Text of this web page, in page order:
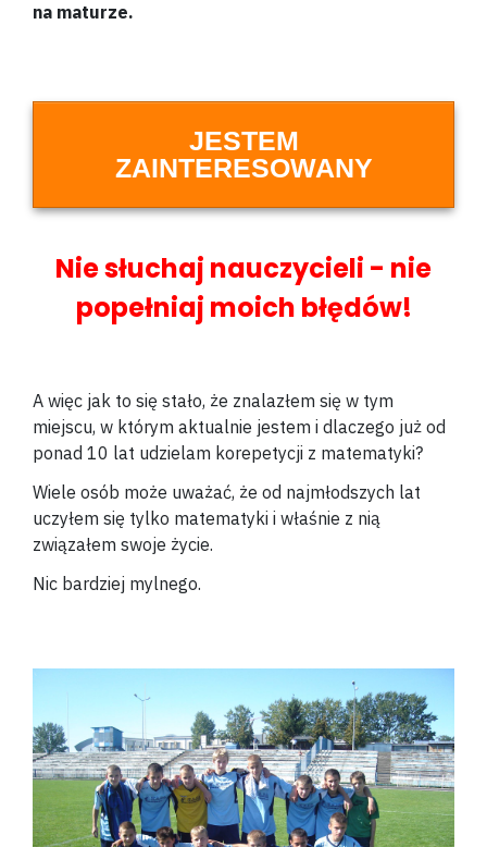
na maturze.
JESTEM
ZAINTERESOWANY
Nie słuchaj nauczycieli - nie
popełniaj moich błędów!
A więc jak to się stało, że znalazłem się w tym
miejscu, w którym aktualnie jestem i dlaczego już od
ponad 10 lat udzielam korepetycji z matematyki?
Wiele osób może uważać, że od najmłodszych lat
uczyłem się tylko matematyki i właśnie z nią
związałem swoje życie.
Nic bardziej mylnego.